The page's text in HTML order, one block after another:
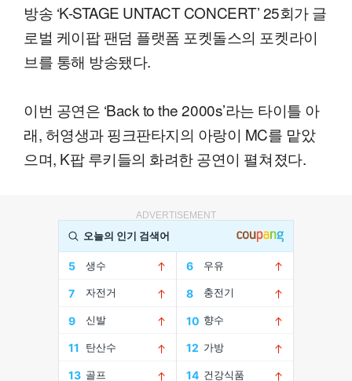
방송 ‘K-STAGE UNTACT CONCERT’ 25회가 글
로벌 케이팝 팬덤 플랫폼 포켓돌스의 포켓라이
브를 통해 방송됐다.
이번 공연은 ‘Back to the 2000s’라는 타이틀 아
래, 허영생과 핑크판타지의 아랑이 MC를 맡았
으며, K팝 루키들의 화려한 공연이 펼쳐졌다.
ADVERTISEMENT